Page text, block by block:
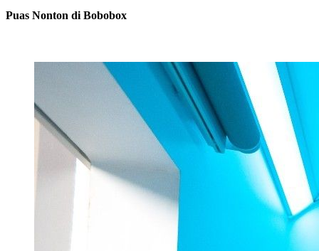
Puas Nonton di Bobobox